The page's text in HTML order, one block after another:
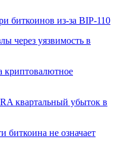
биткоинов из-за BIP-110
через уязвимость в
криптовалютное
квартальный убыток в
биткоина не означает